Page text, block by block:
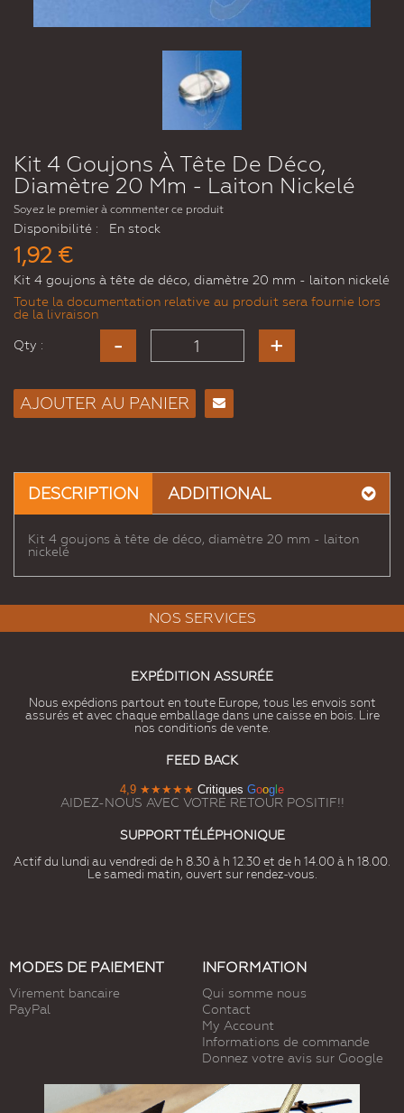
Kit 4 Goujons À Tête De Déco,
Diamètre 20 Mm - Laiton Nickelé
Soyez le premier à commenter ce produit
Disponibilité : En stock
1,92 €
Kit 4 goujons à tête de déco, diamètre 20 mm - laiton nickelé
Toute la documentation relative au produit sera fournie lors
de la livraison
Qty :
AJOUTER AU PANIER
DESCRIPTION ADDITIONAL
Kit 4 goujons à tête de déco, diamètre 20 mm - laiton
nickelé
NOS SERVICES
EXPÉDITION ASSURÉE
Nous expédions partout en toute Europe, tous les envois sont
assurés et avec chaque emballage dans une caisse en bois. Lire
nos conditions de vente.
FEED BACK
4,9 ★★★★★ Critiques Goog e
AIDEZ-NOUS AVEC VOTRE RETOUR POSITIF!!
SUPPORT TÉLÉPHONIQUE
Actif du lundi au vendredi de h 8.30 à h 12.30 et de h 14.00 à h 18.00.
Le samedi matin, ouvert sur rendez-vous.
MODES DE PAIEMENT
Virement bancaire
PayPal
INFORMATION
Qui somme nous
Contact
My Account
Informations de commande
Donnez votre avis sur Google